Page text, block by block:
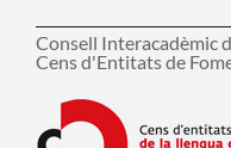
Consell Interacadèmic
Cens d'Entitats de